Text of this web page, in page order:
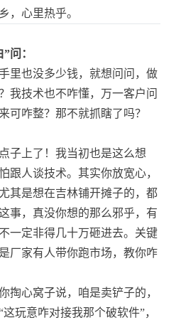
，心里热乎。
问：
里也没多少钱，就想问问，做
我技术也不咋懂，万一客户问
可咋整？那不就抓瞎了吗？
子上了！我当初也是这么想
跟人谈技术。其实你放宽心，
其是想在吉林铺开摊子的，都
事，真没你想的那么邪乎，有
一定非得几十万砸进去。关键
厂家有人带你跑市场，教你咋
掏心窝子说，咱是卖铲子的，
玩意咋对接我那个破软件”，